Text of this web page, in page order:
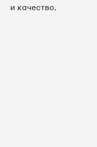
и качество.